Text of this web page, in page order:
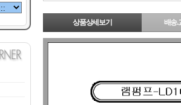
상품상세보기 배송.